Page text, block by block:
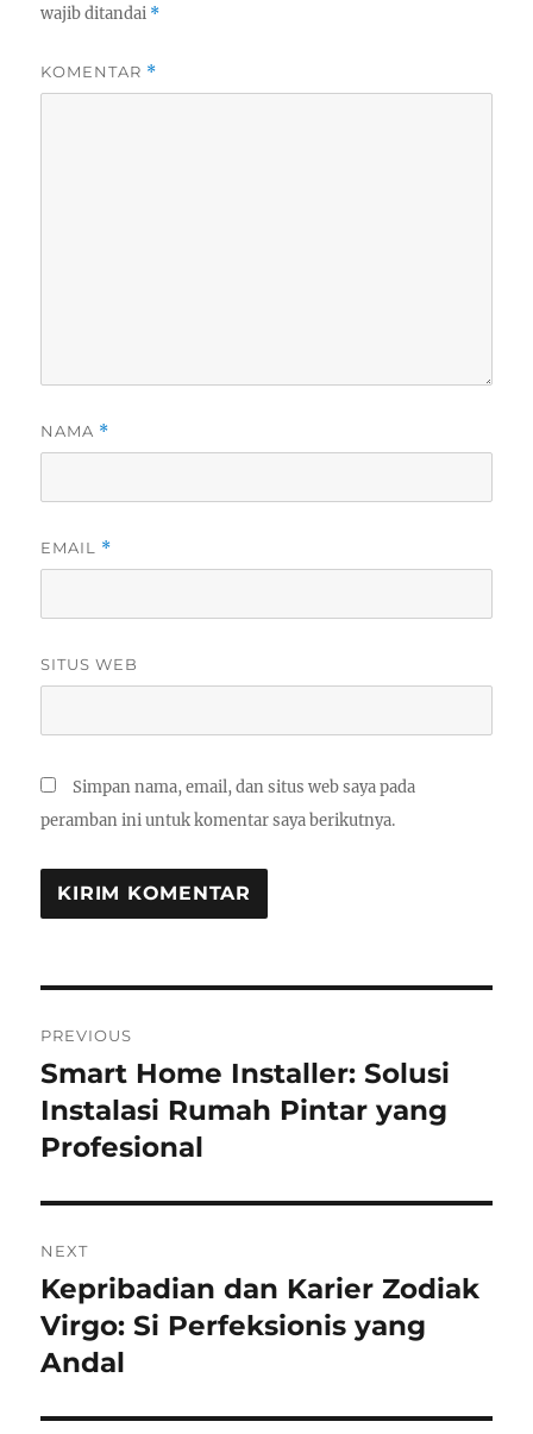
wajib ditandai *
KOMENTAR *
NAMA *
EMAIL *
SITUS WEB
Simpan nama, email, dan situs web saya pada
peramban ini untuk komentar saya berikutnya.
pos
PREVIOUS
Previous
post:
Smart Home Installer: Solusi
Instalasi Rumah Pintar yang
Profesional
NEXT
Next
post:
Kepribadian dan Karier Zodiak
Virgo: Si Perfeksionis yang
Andal